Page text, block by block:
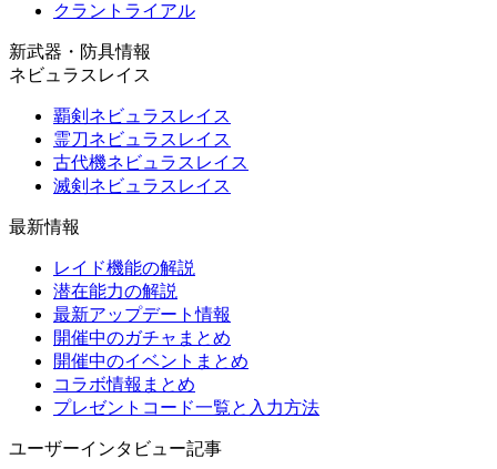
クラントライアル
新武器・防具情報
ネビュラスレイス
覇剣ネビュラスレイス
霊刀ネビュラスレイス
古代機ネビュラスレイス
滅剣ネビュラスレイス
最新情報
レイド機能の解説
潜在能力の解説
最新アップデート情報
開催中のガチャまとめ
開催中のイベントまとめ
コラボ情報まとめ
プレゼントコード一覧と入力方法
ユーザーインタビュー記事